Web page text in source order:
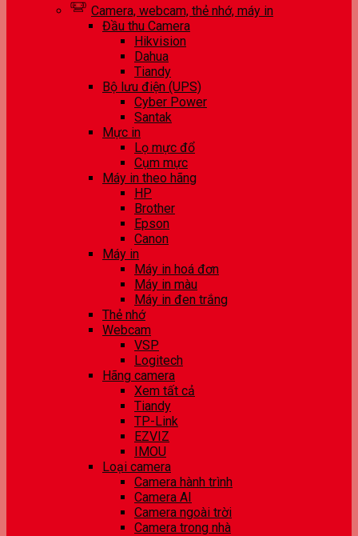
Camera, webcam, thẻ nhớ, máy in
Đầu thu Camera
Hikvision
Dahua
Tiandy
Bộ lưu điện (UPS)
Cyber Power
Santak
Mực in
Lọ mực đổ
Cụm mực
Máy in theo hãng
HP
Brother
Epson
Canon
Máy in
Máy in hoá đơn
Máy in màu
Máy in đen trắng
Thẻ nhớ
Webcam
VSP
Logitech
Hãng camera
Xem tất cả
Tiandy
TP-Link
EZVIZ
IMOU
Loại camera
Camera hành trình
Camera AI
Camera ngoài trời
Camera trong nhà